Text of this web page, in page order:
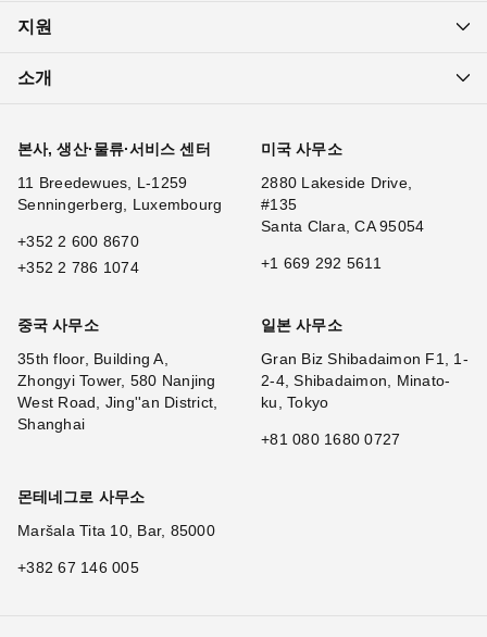
지원
소개
본사, 생산·물류·서비스 센터
11 Breedewues, L-1259
Senningerberg, Luxembourg
+352 2 600 8670
+352 2 786 1074
미국 사무소
2880 Lakeside Drive,
#135
Santa Clara, CA 95054
+1 669 292 5611
중국 사무소
35th floor, Building A,
Zhongyi Tower, 580 Nanjing
West Road, Jing''an District,
Shanghai
일본 사무소
Gran Biz Shibadaimon F1, 1-
2-4, Shibadaimon, Minato-
ku, Tokyo
+81 080 1680 0727
몬테네그로 사무소
Maršala Tita 10, Bar, 85000
+382 67 146 005